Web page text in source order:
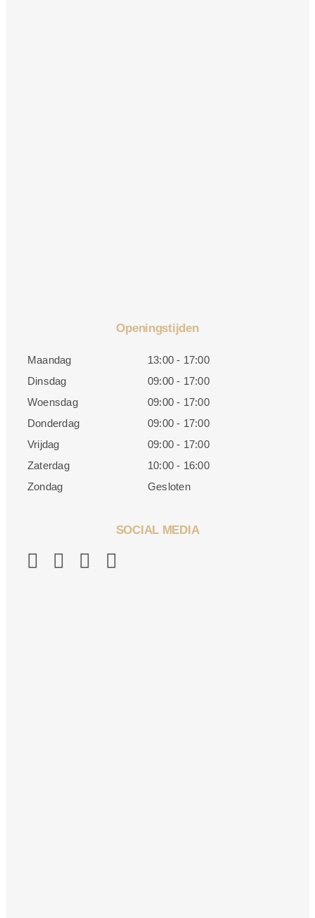
Openingstijden
Maandag
13:00 - 17:00
Dinsdag
09:00 - 17:00
Woensdag
09:00 - 17:00
Donderdag
09:00 - 17:00
Vrijdag
09:00 - 17:00
Zaterdag
10:00 - 16:00
Zondag
Gesloten
SOCIAL MEDIA